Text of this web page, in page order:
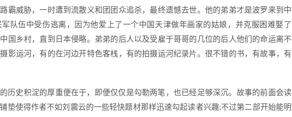
霸威胁，一时遭到流散义和团团众追杀，最终遗憾去世。他的弟弟才是波罗来到中
队伍中受伤逃离，因为他爱上了一个中国天津做年画家的姑娘，并克服困难娶了
国乡村，直到日本侵略。弟弟的后人以及受雇于哥哥的几位的后人他们的命运离不
影运河，有的在河边开特色客栈，有的拍摄运河纪录片。很不错的书，有故事，有
历史积淀的厚重便在于，即便仅仅是勾勒两笔，也已经足够深沉。故事的前面会读
垫使得作者不如刘震云的一些轻快题材那样迅速勾起读者兴趣;不过第二部开始能明